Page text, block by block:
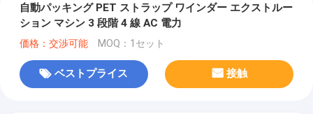
自動パッキング PET ストラップ ワインダー エクストルー
ション マシン 3 段階 4 線 AC 電力
価格：交渉可能 MOQ：1セット
ベストプライス 接触